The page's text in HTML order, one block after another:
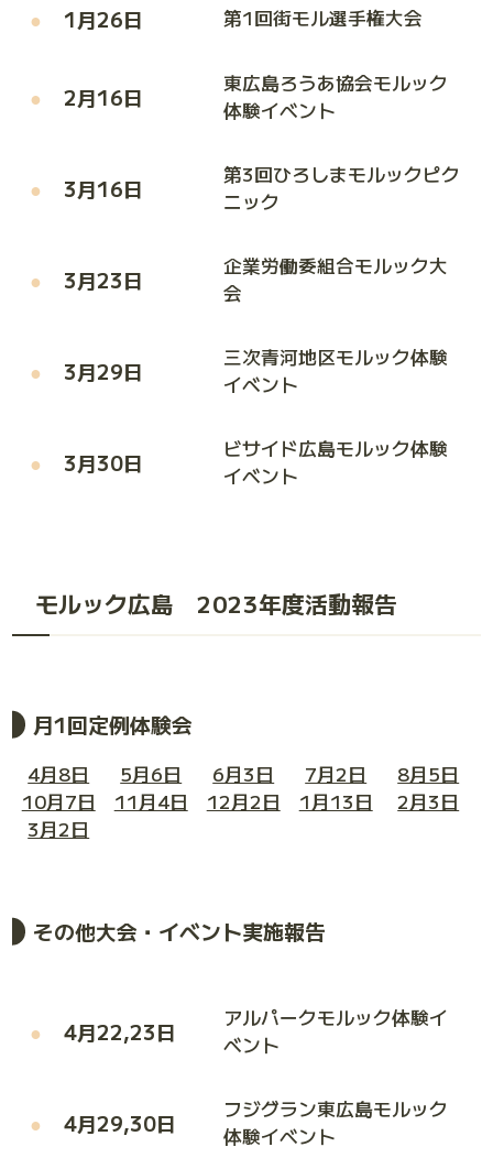
1月26日 第1回街モル選手権大会
2月16日
東広島ろうあ協会モルック
体験イベント
3月16日
第3回ひろしまモルックピク
ニック
3月23日
企業労働委組合モルック大
会
3月29日
三次青河地区モルック体験
イベント
3月30日
ビサイド広島モルック体験
イベント
モルック広島 2023年度活動報告
月1回定例体験会
4月8日 5月6日 6月3日 7月2日
8月5日
10月7日
11月4日 12月2日 1月13日
2月3日
3月2日
その他大会・イベント実施報告
4月22,23日
アルパークモルック体験イ
ベント
4月29,30日
フジグラン東広島モルック
体験イベント